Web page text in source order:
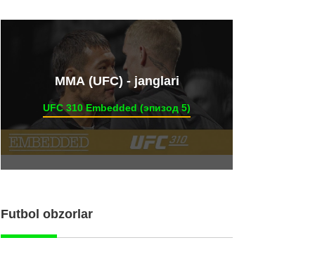
ММА (UFC) - janglari
UFC 310 Embedded (эпизод 5)
Futbol obzorlar